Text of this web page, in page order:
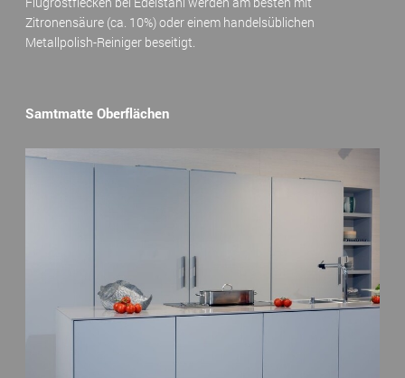
Zitronensäure (ca. 10%) oder einem handelsüblichen
Metallpolish-Reiniger beseitigt.
Samtmatte Oberflächen